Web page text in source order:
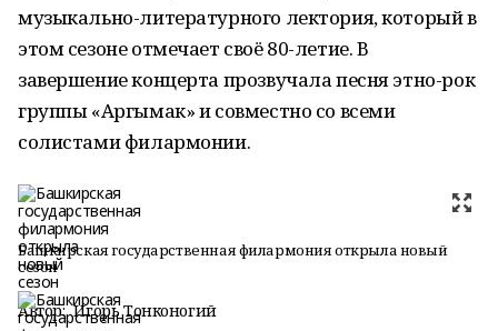
музыкально-литературного лектория, который в
этом сезоне отмечает своё 80-летие. В
завершение концерта прозвучала песня этно-рок
группы «Аргымак» и совместно со всеми
солистами филармонии.
Башкирская государственная филармония открыла новый
сезон
Автор: Игорь Тонконогий